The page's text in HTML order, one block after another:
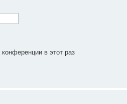
в этот раз